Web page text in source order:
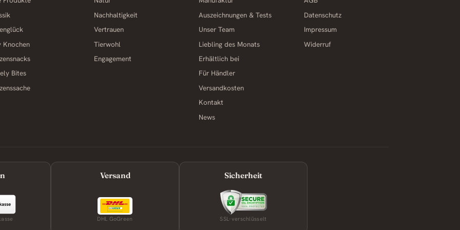
Knochen
Bites
Nachhaltigkeit
Vertrauen
Tierwohl
Engagement
Auszeichnungen & Tests
Unser Team
Liebling des Monats
Erhältlich bei
Für Händler
Versandkosten
Kontakt
News
Datenschutz
Impressum
Widerruf
Versand
DHL GoGreen
Sicherheit
SSL-verschlüsselt